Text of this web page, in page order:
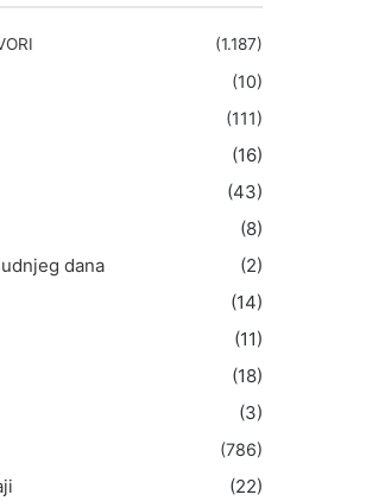
(1.187)
(10)
(111)
(16)
(43)
(8)
dana
(2)
(14)
(11)
(18)
(3)
(786)
(22)